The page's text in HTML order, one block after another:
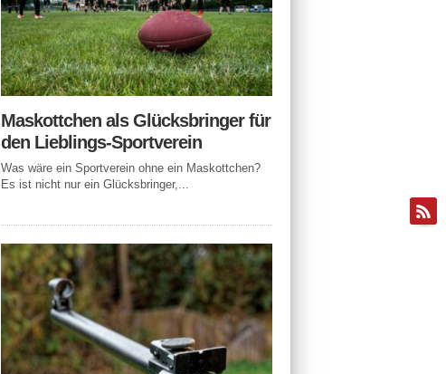
Maskottchen als Glücksbringer für
den Lieblings-Sportverein
Was wäre ein Sportverein ohne ein Maskottchen?
Es ist nicht nur ein Glücksbringer,...